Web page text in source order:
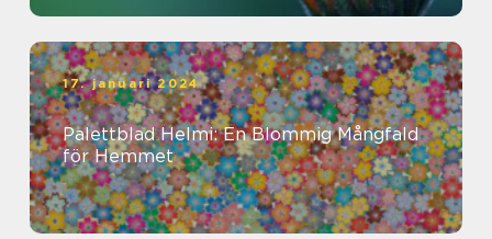
17. januari 2024
Palettblad Helmi: En Blommig Mångfald
för Hemmet